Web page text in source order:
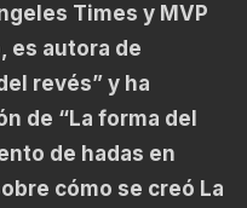
Times y MVP
es autora de
revés” y ha
de “La forma del
de hadas en
cómo se creó La